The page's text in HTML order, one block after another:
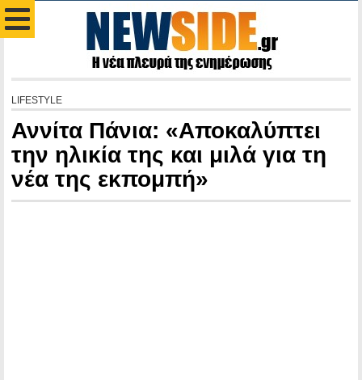
LIFESTYLE
Αννίτα Πάνια: «Αποκαλύπτει
την ηλικία της και μιλά για τη
νέα της εκπομπή»